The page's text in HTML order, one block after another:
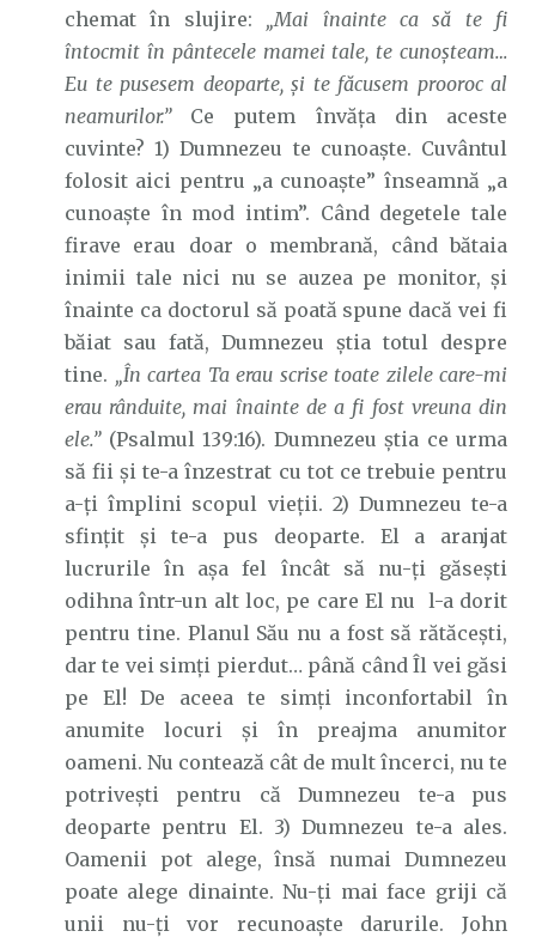
chemat în slujire: „Mai înainte ca să te fi
întocmit în pântecele mamei tale, te cunoşteam…
Eu te pusesem deoparte, şi te făcusem prooroc al
neamurilor.”Ce putem învăța din aceste
cuvinte? 1) Dumnezeu te cunoaște. Cuvântul
folosit aici pentru „a cunoaște” înseamnă „a
cunoaște în mod intim”. Când degetele tale
firave erau doar o membrană, când bătaia
inimii tale nici nu se auzea pe monitor, și
înainte ca doctorul să poată spune dacă vei fi
băiat sau fată, Dumnezeu știa totul despre
tine. „În cartea Ta erau scrise toate zilele care-mi
erau rânduite, mai înainte de a fi fost vreuna din
ele.”(Psalmul 139:16). Dumnezeu știa ce urma
să fii și te-a înzestrat cu tot ce trebuie pentru
a-ți împlini scopul vieții. 2) Dumnezeu te-a
sfințit și te-a pus deoparte. El a aranjat
lucrurile în așa fel încât să nu-ți găsești
odihna într-un alt loc, pe care El nu l-a dorit
pentru tine. Planul Său nu a fost să rătăcești,
dar te vei simți pierdut… până când Îl vei găsi
pe El! De aceea te simți inconfortabil în
anumite locuri și în preajma anumitor
oameni. Nu contează cât de mult încerci, nu te
potrivești pentru că Dumnezeu te-a pus
deoparte pentru El. 3) Dumnezeu te-a ales.
Oamenii pot alege, însă numai Dumnezeu
poate alege dinainte. Nu-ți mai face griji că
unii nu-ți vor recunoaște darurile. John